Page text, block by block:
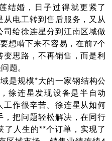
结婚，日子过得就更紧了
电工转到售后服务，又从
给徐连星分到江南区域做
想啃下来不容易，在前7个
思路，不再销售，而是利
题。
是规模*大的一家钢结构公
徐连星发现设备是半自动
作很辛苦。徐连星从如何
把问题轻松解决，在同行
人生的**个订单，实现了